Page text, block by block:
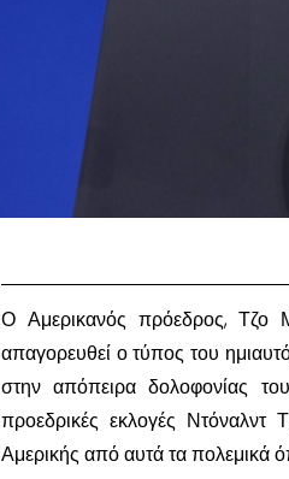
Ο Αμερικανός πρόεδρος, Τζο
απαγορευθεί ο τύπος του
στην απόπειρα δολοφονίας
προεδρικές εκλογές
Αμερικής από αυτά τα πολεμικά